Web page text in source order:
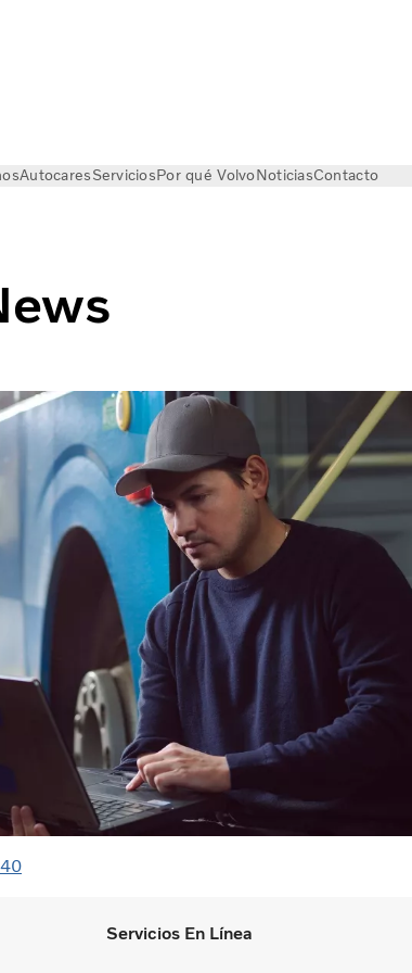
AutocaresServiciosPor qué VolvoNoticiasContacto
Servicios En Línea